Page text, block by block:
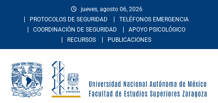
jueves, agosto 06, 2026
PROTOCOLOS DE SEGURIDAD
TELÉFONOS EMERGENCIA
COORDINACIÓN DE SEGURIDAD
APOYO PSICOLÓGICO
RECURSOS
PUBLICACIONES